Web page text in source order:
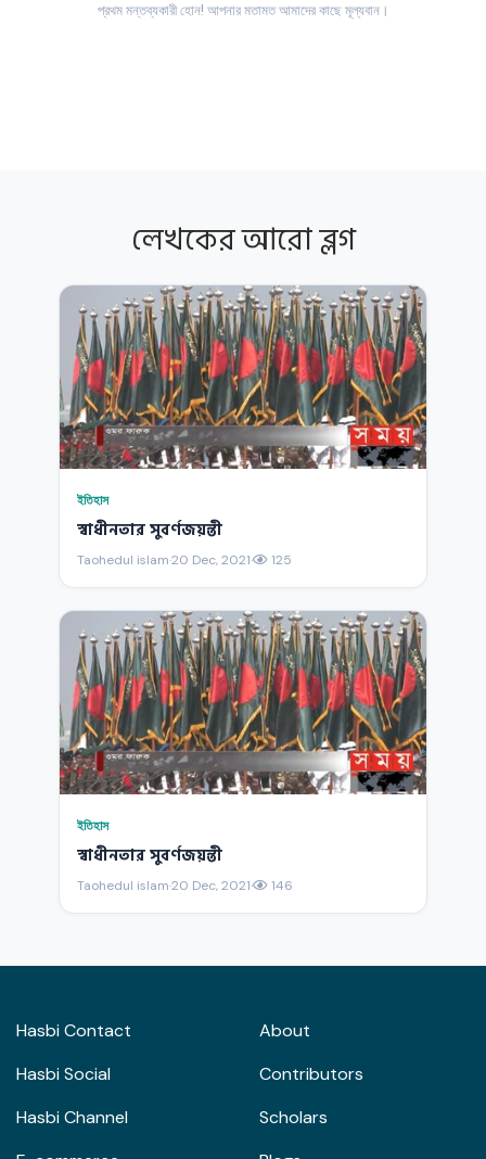
প্রথম মন্তব্যকারী হোন! আপনার মতামত আমাদের কাছে মূল্যবান।
লেখকের আরো ব্লগ
ইতিহাস
স্বাধীনতার সুবর্ণজয়ন্তী
Taohedul islam·20 Dec, 2021· 125
ইতিহাস
স্বাধীনতার সুবর্ণজয়ন্তী
Taohedul islam·20 Dec, 2021· 146
Hasbi Contact
Hasbi Social
Hasbi Channel
About
Contributors
Scholars